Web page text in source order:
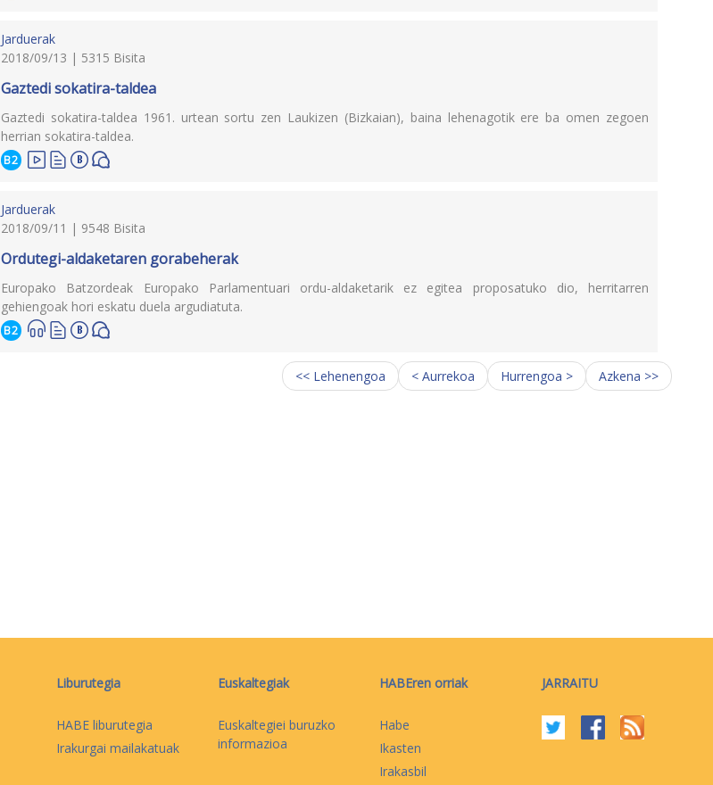
Jarduerak
2018/09/13 | 5315 Bisita
Gaztedi sokatira-taldea
Gaztedi sokatira-taldea 1961. urtean sortu zen Laukizen (Bizkaian), baina lehenagotik ere ba omen zegoen
herrian sokatira-taldea.
B2
Jarduerak
2018/09/11 | 9548 Bisita
Ordutegi-aldaketaren gorabeherak
Europako Batzordeak Europako Parlamentuari ordu-aldaketarik ez egitea proposatuko dio, herritarren
gehiengoak hori eskatu duela argudiatuta.
B2
<< Lehenengoa < Aurrekoa Hurrengoa > Azkena >>
Liburutegia
HABE liburutegia
Irakurgai mailakatuak
Euskaltegiak
Euskaltegiei buruzko
informazioa
HABEren orriak
Habe
Ikasten
Irakasbil
JARRAITU